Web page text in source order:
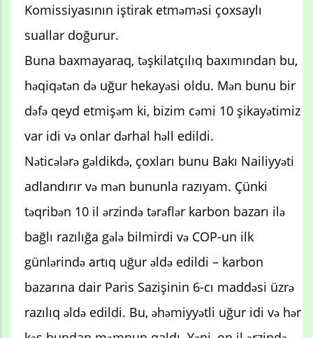
Komissiyasının iştirak etməməsi çoxsaylı
suallar doğurur.
Buna baxmayaraq, təşkilatçılıq baxımından bu,
həqiqətən də uğur hekayəsi oldu. Mən bunu bir
dəfə qeyd etmişəm ki, bizim cəmi 10 şikayətimiz
var idi və onlar dərhal həll edildi.
Nəticələrə gəldikdə, çoxları bunu Bakı Nailiyyəti
adlandırır və mən bununla razıyam. Çünki
təqribən 10 il ərzində tərəflər karbon bazarı ilə
bağlı razılığa gələ bilmirdi və COP-un ilk
günlərində artıq uğur əldə edildi – karbon
bazarına dair Paris Sazişinin 6-cı maddəsi üzrə
razılıq əldə edildi. Bu, əhəmiyyətli uğur idi və hər